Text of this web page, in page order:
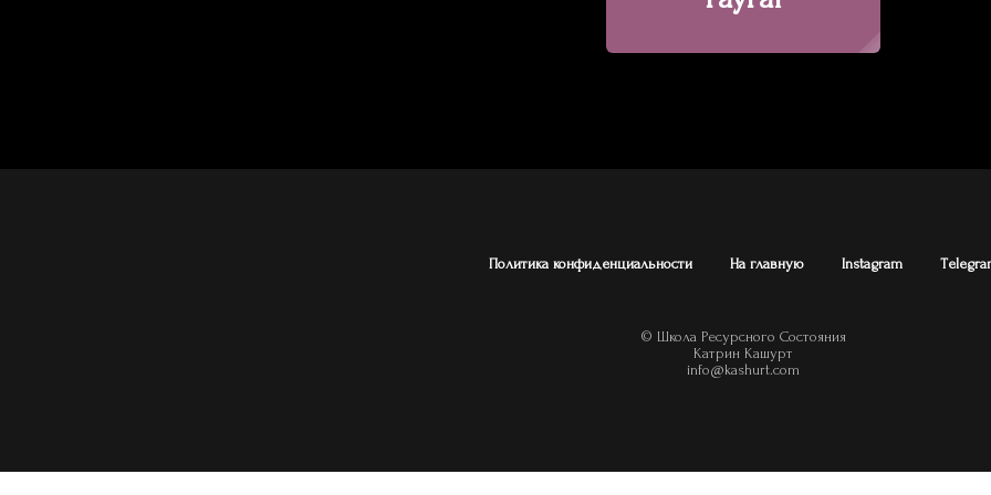
Политика конфиденциальности На главную Instagram
© Школа Ресурсного Состояния
Катрин Кашурт
info@kashurt.com